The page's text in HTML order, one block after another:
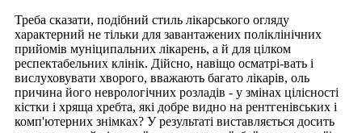
Треба сказати, подібний стиль лікарського огляду
характерний не тільки для завантажених поліклінічних
прийомів муніципальних лікарень, а й для цілком
респектабельних клінік. Дійсно, навіщо осматрі-вать і
вислуховувати хворого, вважають багато лікарів, оль
причина його неврологічних розладів - у змінах цілісності
кістки і хряща хребта, які добре видно на рентгенівських і
комп'ютерних знімках? У результаті виставляється досить